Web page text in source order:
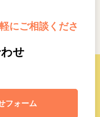
にご相談くださ
せ
フォーム